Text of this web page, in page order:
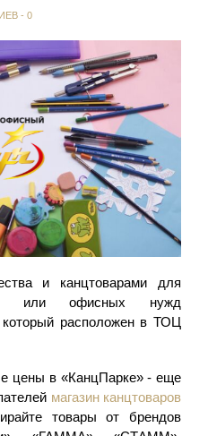
- 0
и канцтоварами для
или офисных нужд
который расположен в ТОЦ
цены в «КанцПарке» - еще
магазин канцтоваров
товары от брендов